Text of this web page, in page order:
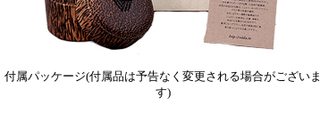
付属パッケージ(付属品は予告なく変更される場合がございま
す)